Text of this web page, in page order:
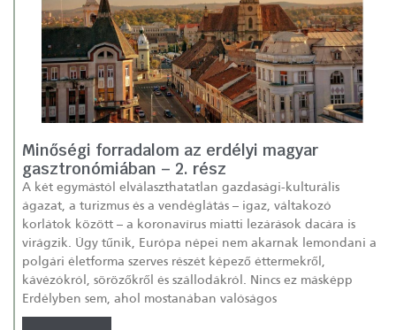
Minőségi forradalom az erdélyi magyar
gasztronómiában – 2. rész
A két egymástól elválaszthatatlan gazdasági-kulturális
ágazat, a turizmus és a vendéglátás – igaz, váltakozó
korlátok között – a koronavírus miatti lezárások dacára is
virágzik. Úgy tűnik, Európa népei nem akarnak lemondani a
polgári életforma szerves részét képező éttermekről,
kávézókról, sörözőkről és szállodákról. Nincs ez másképp
Erdélyben sem, ahol mostanában valóságos